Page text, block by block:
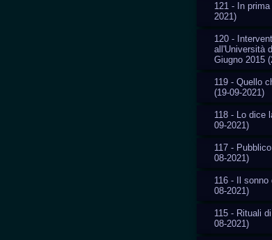
121 - In
2021)
120 -
all'Università
Giugno 2015
119 - Quello
(19-09-2021)
118 - Lo dice
09-2021)
117 -
08-2021)
116 - Il sonno
08-2021)
115 - Rituali
08-2021)